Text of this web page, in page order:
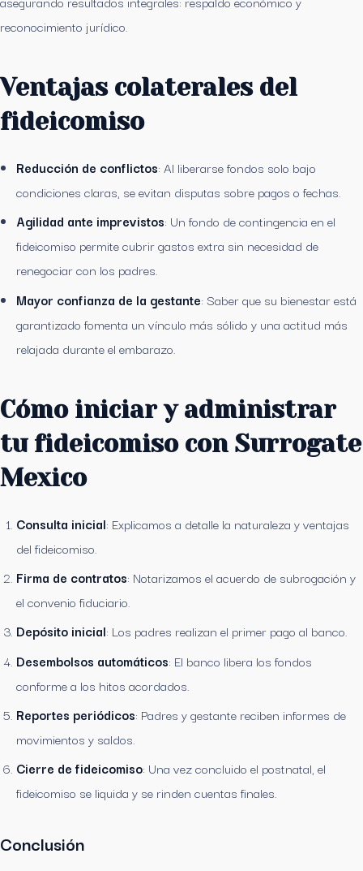
reconocimiento jurídico.
Ventajas colaterales del
fideicomiso
Reducción de conflictos: Al liberarse fondos solo bajo
condiciones claras, se evitan disputas sobre pagos o fechas.
Agilidad ante imprevistos: Un fondo de contingencia en el
fideicomiso permite cubrir gastos extra sin necesidad de
renegociar con los padres.
Mayor confianza de la gestante: Saber que su bienestar está
garantizado fomenta un vínculo más sólido y una actitud más
relajada durante el embarazo.
Cómo iniciar y administrar
tu fideicomiso con Surrogate
Mexico
Consulta inicial: Explicamos a detalle la naturaleza y ventajas
del fideicomiso.
Firma de contratos: Notarizamos el acuerdo de subrogación y
el convenio fiduciario.
Depósito inicial: Los padres realizan el primer pago al banco.
Desembolsos automáticos: El banco libera los fondos
conforme a los hitos acordados.
Reportes periódicos: Padres y gestante reciben informes de
movimientos y saldos.
Cierre de fideicomiso: Una vez concluido el postnatal, el
fideicomiso se liquida y se rinden cuentas finales.
Conclusión